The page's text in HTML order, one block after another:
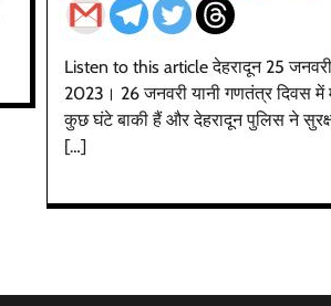
Listen to this article देहरादून 25 जनवरी
2023। 26 जनवरी यानी गणतंत्र दिवस में
कुछ घंटे बाकी हैं और देहरादून पुलिस ने
[…]